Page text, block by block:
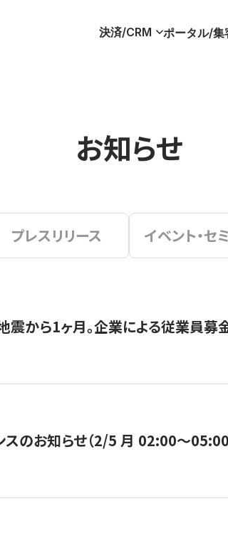
決済/CRM ポータル/集
お知らせ
プレスリリース イベント・セ
から1ヶ月。企業による従業員募
スのお知らせ（2/5 月 02:00〜05:00